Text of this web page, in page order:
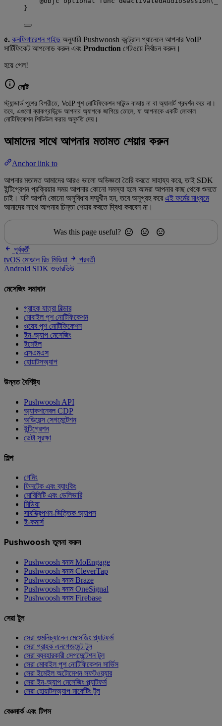
}
৫. কনফিগারেশন গাইড অনুযায়ী Pushwoosh কন্ট্রোল প্যানেলে আপনার VoIP
সার্টিফিকেট আপলোড করুন এবং Production গেটওয়ে নির্বাচন করুন।
হয়ে গেল!
নোট
স্ট্যান্ডার্ড পুশের বিপরীতে, VoIP পুশ নোটিফিকেশন সাউন্ড বাজায় না বা অ্যালার্ট প্রদর্শন করে না।
তবে, এগুলো ব্যাকগ্রাউন্ডে আপনার অ্যাপকে জাগিয়ে তোলে, যা আপনাকে একটি লোকাল
নোটিফিকেশন শিডিউল করার অনুমতি দেয়।
আমাদের সাথে আপনার মতামত শেয়ার করুন
Anchor link to
আপনার মতামত আমাদের আরও ভালো অভিজ্ঞতা তৈরি করতে সাহায্য করে, তাই SDK
ইন্টিগ্রেশন প্রক্রিয়ার সময় আপনার কোনো সমস্যা হলে আমরা আপনার কাছ থেকে শুনতে
চাই। যদি আপনি কোনো অসুবিধার সম্মুখীন হন, তবে অনুগ্রহ করেএই ফর্মের মাধ্যমে
আমাদের সাথে আপনার চিন্তা শেয়ার করতে দ্বিধা করবেন না।
Was this page useful?
পূর্ববর্তী
tvOS মোডাল রিচ মিডিয়া
পরবর্তী
Android SDK ওভারভিউ
মেসেজিং সমাধান
গ্রাহক যাত্রা বিল্ডার
মোবাইল পুশ নোটিফিকেশন
ওয়েব পুশ নোটিফিকেশন
ইন-অ্যাপ মেসেজিং
ইমেইল
এসএমএস
হোয়াটসঅ্যাপ
উন্নত বৈশিষ্ট্য
Pushwoosh API
অ্যাকশনেবল CDP
অডিয়েন্স সেগমেন্টেশন
ইন্টিগ্রেশন
ডেটা সুরক্ষা
শিল্প
গেমিং
ফিনটেক এবং ব্যাংকিং
মোবিলিটি এবং ডেলিভারি
মিডিয়া
সাবস্ক্রিপশন-ভিত্তিক অ্যাপস
ই-কমার্স
Pushwoosh তুলনা করুন
Pushwoosh বনাম MoEngage
Pushwoosh বনাম CleverTap
Pushwoosh বনাম Braze
Pushwoosh বনাম OneSignal
Pushwoosh বনাম Firebase
সেরা টুল
সেরা ওমনিচ্যানেল মেসেজিং প্ল্যাটফর্ম
সেরা গ্রাহক এনগেজমেন্ট টুল
সেরা ব্যবহারকারী সেগমেন্টেশন টুল
সেরা মোবাইল পুশ নোটিফিকেশন সার্ভিস
সেরা ইমেইল অটোমেশন সফটওয়্যার
সেরা ইন-অ্যাপ মেসেজিং প্ল্যাটফর্ম
সেরা হোয়াটসঅ্যাপ মার্কেটিং টুল
বেঞ্চমার্ক এবং টিপস